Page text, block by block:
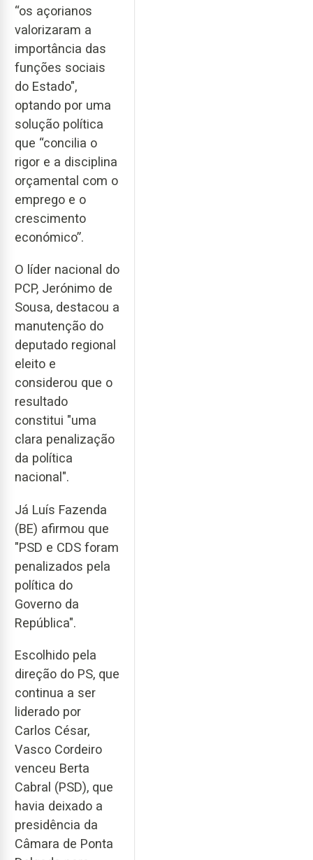
“os açorianos
valorizaram a
importância das
funções sociais
do Estado",
optando por uma
solução política
que “concilia o
rigor e a disciplina
orçamental com o
emprego e o
crescimento
económico”.
O líder nacional do
PCP, Jerónimo de
Sousa, destacou a
manutenção do
deputado regional
eleito e
considerou que o
resultado
constitui "uma
clara penalização
da política
nacional".
Já Luís Fazenda
(BE) afirmou que
"PSD e CDS foram
penalizados pela
política do
Governo da
República".
Escolhido pela
direção do PS, que
continua a ser
liderado por
Carlos César,
Vasco Cordeiro
venceu Berta
Cabral (PSD), que
havia deixado a
presidência da
Câmara de Ponta